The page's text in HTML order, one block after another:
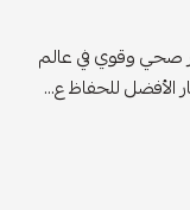
صحي وقوي في عالم
الأفضل للحفاظ ع...